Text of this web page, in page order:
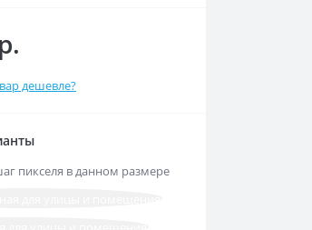
дешевле?
пикселя в данном размере